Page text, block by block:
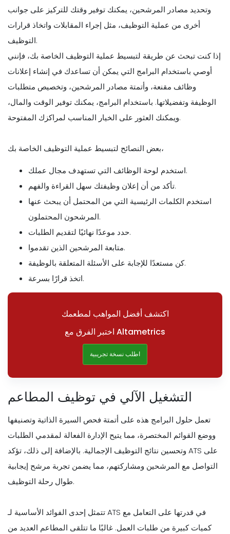
وتحديد مصادر المرشحين، يمكنك توفير وقتك للتركيز على جوانب
أخرى من عملية التوظيف، مثل إجراء المقابلات واتخاذ قرارات
التوظيف.
إذا كنت تبحث عن طريقة لتبسيط عملية التوظيف الخاصة بك، فإنني
أوصي باستخدام البرامج التي يمكن أن تساعدك في إنشاء إعلانات
وظائف مقنعة، وأتمتة مصادر المرشحين، وتخصيص متطلبات
الوظيفة وتفضيلاتها. باستخدام البرامج، يمكنك توفير الوقت والمال،
ويمكنك العثور على الخيار المناسب لمراكزك المفتوحة.
بعض النصائح لتبسيط عملية التوظيف الخاصة بك،
استخدم لوحة الوظائف التي تستهدف مجال عملك.
تأكد من أن إعلان وظيفتك سهل القراءة والفهم.
استخدم الكلمات الرئيسية التي من المحتمل أن يبحث عنها
المرشحون المحتملون.
حدد موعدًا نهائيًا لتقديم الطلبات.
متابعة المرشحين الذين تقدموا.
كن مستعدًا للإجابة على الأسئلة المتعلقة بالوظيفة.
اتخذ قرارًا بسرعة.
اكتشف أفضل المواهب لمطعمك
اختبر الفرق مع Altametrics
اطلب نسخة تجريبية
التشغيل الآلي في توظيف المطاعم
تعمل حلول البرامج هذه على أتمتة فحص السيرة الذاتية وتصنيفها
ووضع القوائم المختصرة، مما يتيح الإدارة الفعالة لمقدمي الطلبات
وتحسين نتائج التوظيف الإجمالية. بالإضافة إلى ذلك، تؤكد ATS على
التواصل مع المرشحين ومشاركتهم، مما يضمن تجربة مرشح إيجابية
طوال رحلة التوظيف.
تتمثل إحدى الفوائد الأساسية لـ ATS في قدرتها على التعامل مع
كميات كبيرة من طلبات العمل. غالبًا ما تتلقى المطاعم العديد من